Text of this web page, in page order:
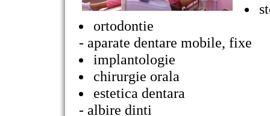
ortodontie
- aparate dentare mobile, fixe
implantologie
chirurgie orala
estetica dentara
- albire dinti